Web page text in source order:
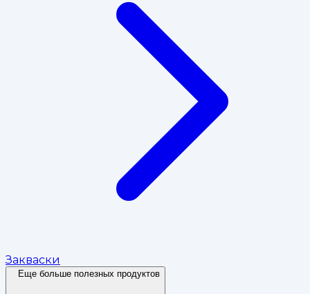
Закваски
Еще больше полезных продуктов